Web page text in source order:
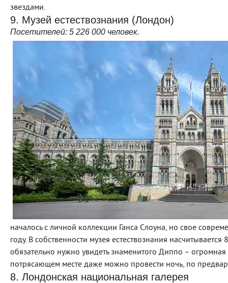
звездами.
9. Музей естествознания (Лондон)
Посетителей: 5 226 000 человек.
началось с личной коллекции Ганса Слоуна, но свое
году. В собственности музея естествознания
обязательно нужно увидеть знаменитого Диппо –
потрясающем месте даже можно провести ночь, по
8. Лондонская национальная галерея